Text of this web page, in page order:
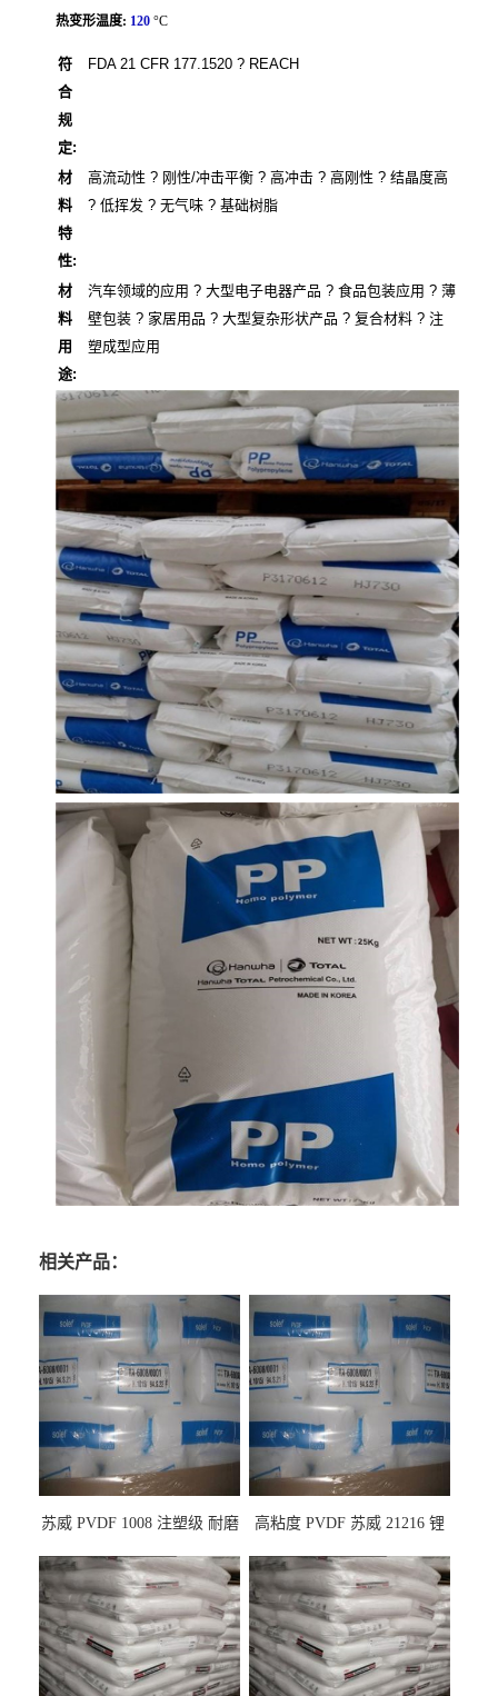
热变形温度: 120 °C
符
合
规
定:
FDA 21 CFR 177.1520 ? REACH
材
料
特
性:
高流动性 ? 刚性/冲击平衡 ? 高冲击 ? 高刚性 ? 结晶度高
? 低挥发 ? 无气味 ? 基础树脂
材
料
用
途:
汽车领域的应用 ? 大型电子电器产品 ? 食品包装应用 ? 薄
壁包装 ? 家居用品 ? 大型复杂形状产品 ? 复合材料 ? 注
塑成型应用
相关产品：
苏威 PVDF 1008 注塑级 耐磨
龙
高粘度 PVDF 苏威 21216 锂